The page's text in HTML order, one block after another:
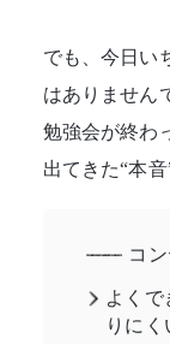
でも、今日い
はありません
勉強会が終わ
出てきた“本音
コ
よくで
りにく